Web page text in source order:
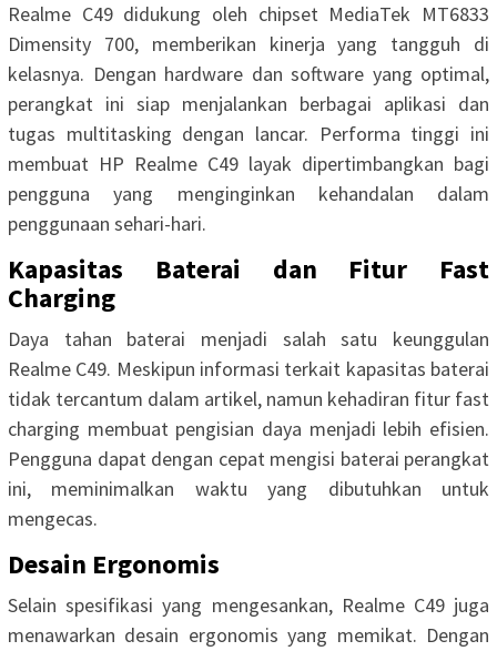
Realme C49 didukung oleh chipset MediaTek MT6833
Dimensity 700, memberikan kinerja yang tangguh di
kelasnya. Dengan hardware dan software yang optimal,
perangkat ini siap menjalankan berbagai aplikasi dan
tugas multitasking dengan lancar. Performa tinggi ini
membuat HP Realme C49 layak dipertimbangkan bagi
pengguna yang menginginkan kehandalan dalam
penggunaan sehari-hari.
Kapasitas Baterai dan Fitur Fast
Charging
Daya tahan baterai menjadi salah satu keunggulan
Realme C49. Meskipun informasi terkait kapasitas baterai
tidak tercantum dalam artikel, namun kehadiran fitur fast
charging membuat pengisian daya menjadi lebih efisien.
Pengguna dapat dengan cepat mengisi baterai perangkat
ini, meminimalkan waktu yang dibutuhkan untuk
mengecas.
Desain Ergonomis
Selain spesifikasi yang mengesankan, Realme C49 juga
menawarkan desain ergonomis yang memikat. Dengan